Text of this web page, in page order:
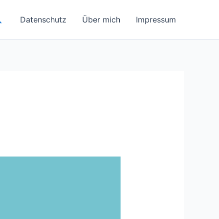
Datenschutz Über mich Impressum